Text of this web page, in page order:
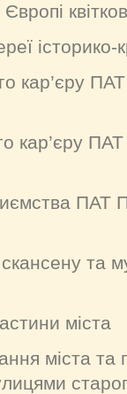
кар’єру
кар’єру
ПАТ
скансену та
міста
міста